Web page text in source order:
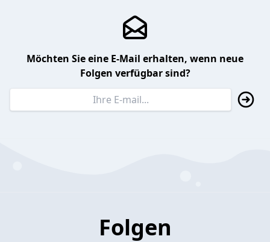
Möchten Sie eine E-Mail erhalten, wenn neue
Folgen verfügbar sind?
Folgen